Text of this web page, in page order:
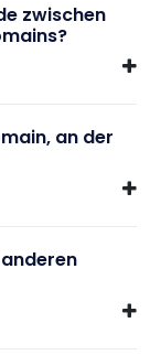
zwischen
an der